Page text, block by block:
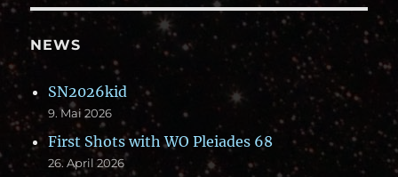
NEWS
SN2026kid
9. Mai 2026
First Shots with WO Pleiades 68
26. April 2026